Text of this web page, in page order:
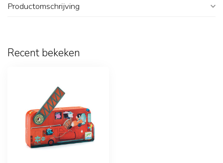
Productomschrijving
Recent bekeken